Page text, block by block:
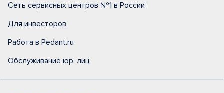
Сеть сервисных центров №1 в России
Для инвесторов
Работа в Pedant.ru
Обслуживание юр. лиц